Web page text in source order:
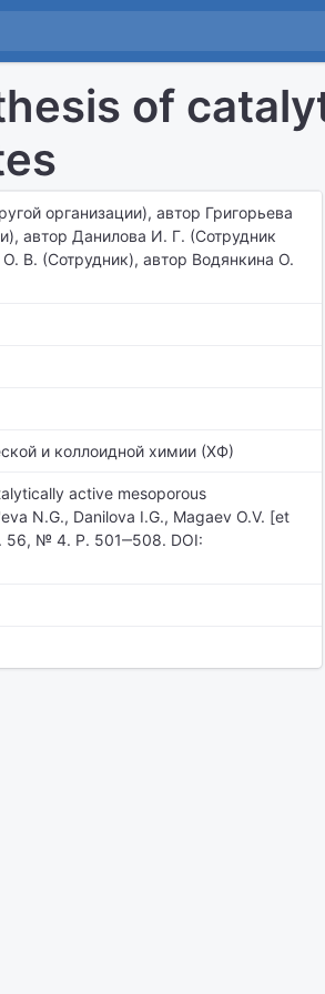
of
организации), автор Григорьева
автор Данилова И. Г. (Сотрудник
В. (Сотрудник), автор Водянкина О.
и коллоидной химии (ХФ)
active mesoporous
N.G., Danilova I.G., Magaev O.V. [et
56, № 4. P. 501‒508. DOI: